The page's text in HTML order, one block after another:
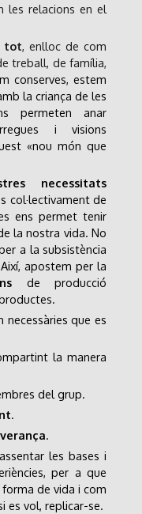
les relacions en el
tot, enlloc de com
treball, de família,
conserves, estem
la criança de les
permeten anar
i visions
«nou món que
es necessitats
col·lectivament de
ens permet tenir
la nostra vida. No
a la subsistència
apostem per la
de producció
necessàriesque es
la manera
del grup.
.
.
les bases i
per a que
de vida i com
es vol, replicar-se.